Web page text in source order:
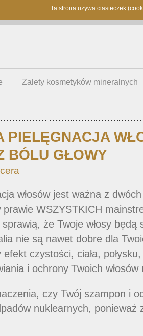
Zalety kosmetyków mineralnych
PIELĘGNACJA
BÓLU GŁOWY
włosów jest ważna z
WSZYSTKICH
sprawią, że Twoje włosy
nie są nawet dobre dla
czystości, ciała,
i ochrony Twoich włosów
czy Twój szampon i
nuklearnych,
Ta strona używa ciasteczek